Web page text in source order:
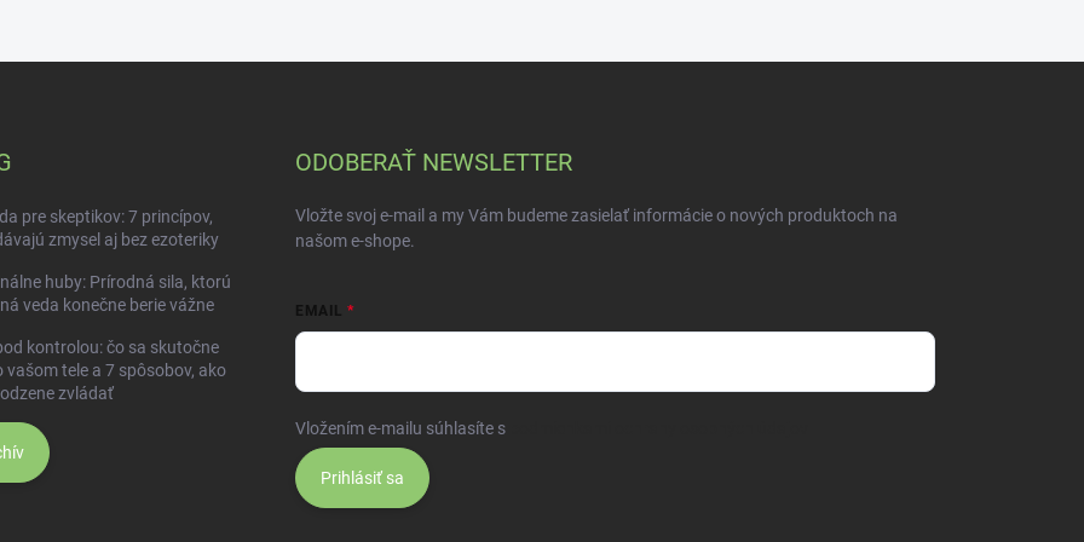
pre skeptikov: 7 princípov,
zmysel aj bez ezoteriky
huby: Prírodná sila, ktorú
veda konečne berie vážne
kontrolou: čo sa skutočne
vašom tele a 7 spôsobov, ako
zvládať
ODOBERAŤ NEWSLETTER
Vložte svoj e-mail a my Vám budeme zasielať informácie o nových produktoch na
našom e-shope.
EMAIL
Vložením e-mailu súhlasíte s
Prihlásiť sa